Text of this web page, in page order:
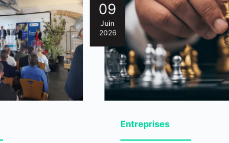
09
Juin
2026
Entreprises